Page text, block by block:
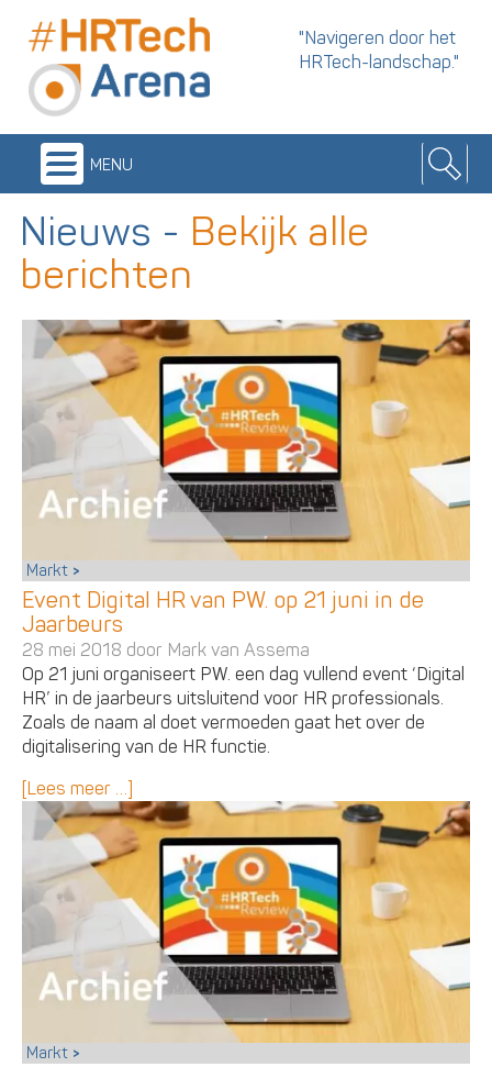
"Navigeren door het
HRTech-landschap."
menu
Nieuws - Bekijk alle
berichten
Markt
Event Digital HR van PW. op 21 juni in de
Jaarbeurs
28 mei 2018 door Mark van Assema
Op 21 juni organiseert PW. een dag vullend event ‘Digital
HR’ in de jaarbeurs uitsluitend voor HR professionals.
Zoals de naam al doet vermoeden gaat het over de
digitalisering van de HR functie.
[Lees meer …]
Markt